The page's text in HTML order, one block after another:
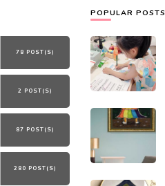
78 POST(S)
2 POST(S)
87 POST(S)
280 POST(S)
POPULAR POSTS